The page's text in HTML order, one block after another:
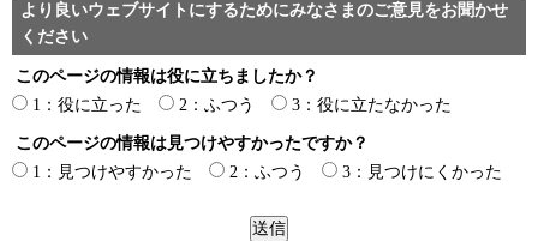
より良いウェブサイトにするためにみなさまのご意見をお聞かせ
ください
このページの情報は役に立ちましたか？
1：役に立った
2：ふつう 3：役に立たなかった
このページの情報は見つけやすかったですか？
1：見つけやすかった
2：ふつう 3：見つけにくかった